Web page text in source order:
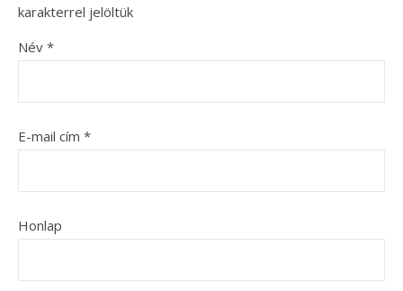
karakterrel jelöltük
Név *
E-mail cím *
Honlap